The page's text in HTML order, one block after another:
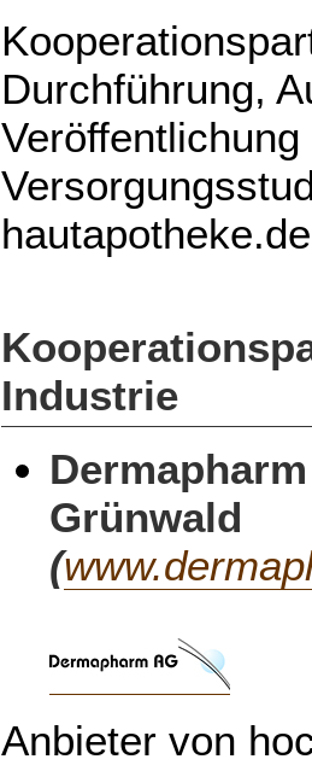
Durchführung,
Veröffentlichung
hautapotheke.de
Industrie
Grünwald
(
Anbieter von